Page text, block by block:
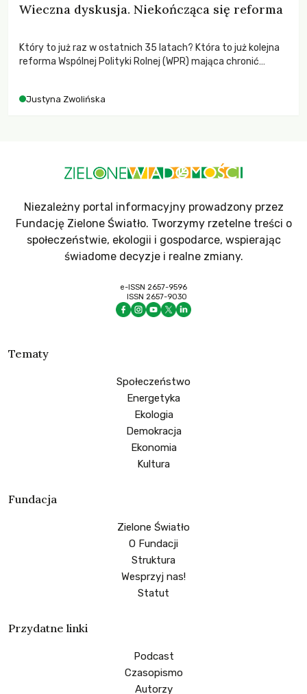
Wieczna dyskusja. Niekończąca się reforma
Który to już raz w ostatnich 35 latach? Która to już kolejna
reforma Wspólnej Polityki Rolnej (WPR) mająca chronić
Justyna Zwolińska
Niezależny portal informacyjny prowadzony przez
Fundację Zielone Światło. Tworzymy rzetelne treści o
społeczeństwie, ekologii i gospodarce, wspierając
świadome decyzje i realne zmiany.
e-ISSN 2657-9596
ISSN 2657-9030
Tematy
Społeczeństwo
Energetyka
Ekologia
Demokracja
Ekonomia
Kultura
Fundacja
Zielone Światło
O Fundacji
Struktura
Wesprzyj nas!
Statut
Przydatne linki
Podcast
Czasopismo
Autorzy